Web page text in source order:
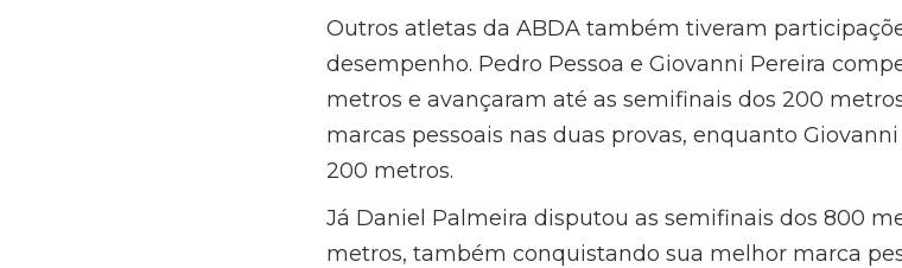
Outros atletas da ABDA também tiveram
desempenho. Pedro Pessoa e Giovanni Pereira
metros e avançaram até as semifinais dos 200
marcas pessoais nas duas provas, enquanto
200 metros.
Já Daniel Palmeira disputou as semifinais dos 800
metros, também conquistando sua melhor marca